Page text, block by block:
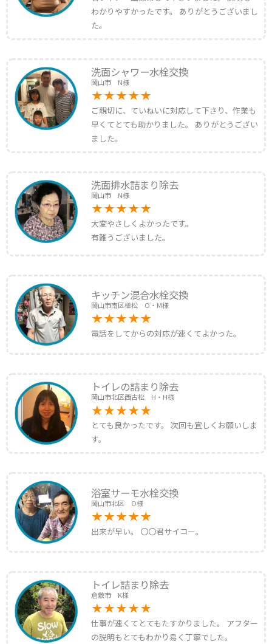
わかりやすかったです。 ありがとうございまし
た。
洗面シャワー水栓交換
岡山市 N様
ご親切に、ていねいに対応して下さり、作業も
早くてとても助かりました。 ありがとうござい
ました。
洗面排水詰まり除去
岡山市 N様
大変やさしくよかったです。
有難うございました。
キッチン混合水栓交換
岡山市南区植松 O・M様
電話をしてからの対応が速くてよかった。
トイレの詰まり除去
岡山市北区西古松 H・H様
とても良かったです。 次回も宜しくお願いしま
す。
浴室サーモ水栓交換
岡山市北区 O様
出来が早い。 〇〇君サイコー。
トイレ詰まり除去
倉敷市 K様
仕事が速くてとてもたすかりました。 アフター
の説明もとてもわかり易く丁寧でした。